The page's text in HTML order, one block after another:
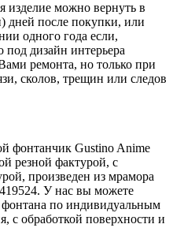
изделие можно вернуть в
дней после покупки, или
одного года если,
дизайн интерьера
ремонта, но только при
сколов, трещин или следов
фонтанчик Gustino Anime
резной фактурой, c
произведен из мрамора
У нас вы можете
фонтана по индивидуальным
с обработкой поверхности и